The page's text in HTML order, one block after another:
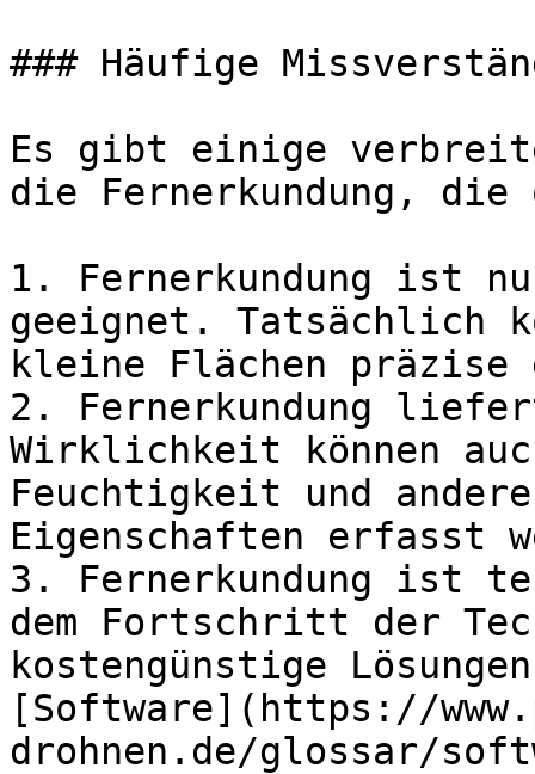
### Häufige
Es gibt einige
die Fernerkundung,
1. Fernerkundung ist
geeignet. Tatsächlich
kleine Flächen präzise
2. Fernerkundung
Wirklichkeit können
Feuchtigkeit und
Eigenschaften erfasst
3. Fernerkundung ist
dem Fortschritt der
kostengünstige
[Software](https://
drohnen.de/glossar/